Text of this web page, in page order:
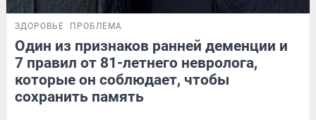
ЗДОРОВЬЕ ПРОБЛЕМА
Один из признаков ранней деменции и
7 правил от 81-летнего невролога,
которые он соблюдает, чтобы
сохранить память